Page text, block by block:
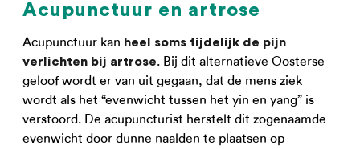
Acupunctuur en artrose
Acupunctuur kan heel soms tijdelijk de pijn
verlichten bij artrose. Bij dit alternatieve Oosterse
geloof wordt er van uit gegaan, dat de mens ziek
wordt als het “evenwicht tussen het yin en yang” is
verstoord. De acupuncturist herstelt dit zogenaamde
evenwicht door dunne naalden te plaatsen op